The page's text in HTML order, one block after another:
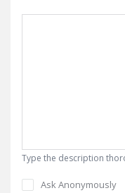
Type the description
Ask Anonymously